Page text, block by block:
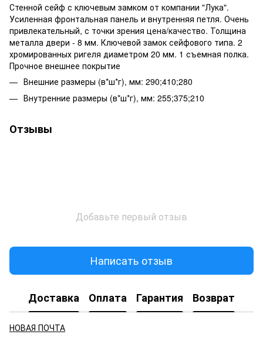
Стенной сейф с ключевым замком от компании "Лука".
Усиленная фронтальная панель и внутренняя петля. Очень
привлекательный, с точки зрения цена/качество. Толщина
металла двери - 8 мм. Ключевой замок сейфового типа. 2
хромированных ригеля диаметром 20 мм. 1 съемная полка.
Прочное внешнее покрытие
Внешние размеры (в*ш*г), мм: 290;410;280
Внутренние размеры (в*ш*г), мм: 255;375;210
Отзывы
Добавьте первый отзыв
Написать отзыв
Доставка Оплата Гарантия Возврат
НОВАЯ ПОЧТА